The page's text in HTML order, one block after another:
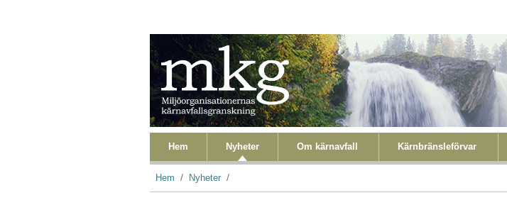
Primära länkar
Hem Nyheter Om kärnavfall Kärnbränsleförvar
Länkstig
Hem Nyheter